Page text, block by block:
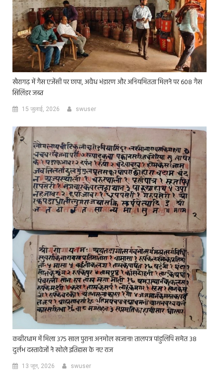
खैरागढ़ में गैस एजेंसी पर छापा, अवैध भंडारण और अनियमितता मिलने पर 608 गैस
सिलिंडर जब्त
15 जुलाई, 2026 swuser
कबीरधाम में मिला 375 साल पुराना अनमोल खजाना! तालपत्र पांडुलिपि समेत 38
दुर्लभ दस्तावेजों ने खोले इतिहास के नए राज
13 जून, 2026 swuser